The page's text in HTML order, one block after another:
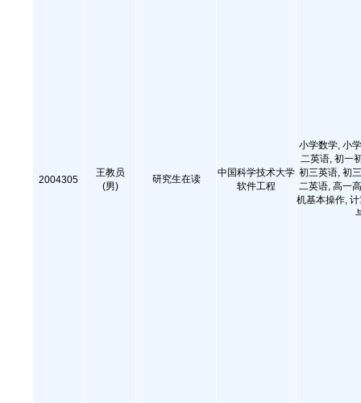
2004305
王教员
(男)
研究生在读
中国科学技术大学
软件工程
小学数学, 小
二英语, 初一
初三英语, 初
二英语, 高一
机基本操作,